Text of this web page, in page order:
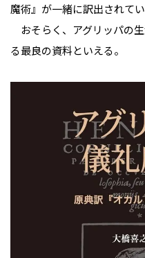
魔術』が一緒に訳出されて
おそらく、アグリッパの
る最良の資料といえる。